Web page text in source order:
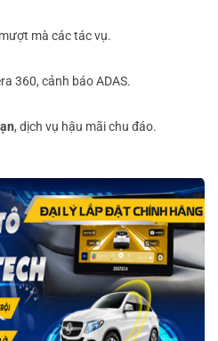
mà các tác vụ.
360, cảnh báo ADAS.
, dịch vụ hậu mãi chu đáo.